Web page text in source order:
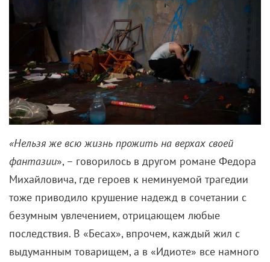
«Нельзя же всю жизнь прожить на верхах своей
фантазии», – говорилось в другом романе Федора
Михайловича, где героев к неминуемой трагедии
тоже приводило крушение надежд в сочетании с
безумным увлечением, отрицающем любые
последствия. В «Бесах», впрочем, каждый жил с
выдуманным товарищем, а в «Идиоте» все намного